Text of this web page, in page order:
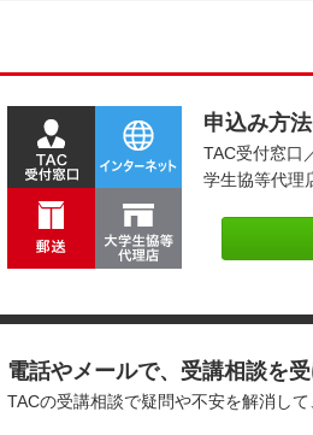
申込み方
TAC受付窓口
学生協等代理
電話やメールで、受講相談を受
TACの受講相談で疑問や不安を解消し